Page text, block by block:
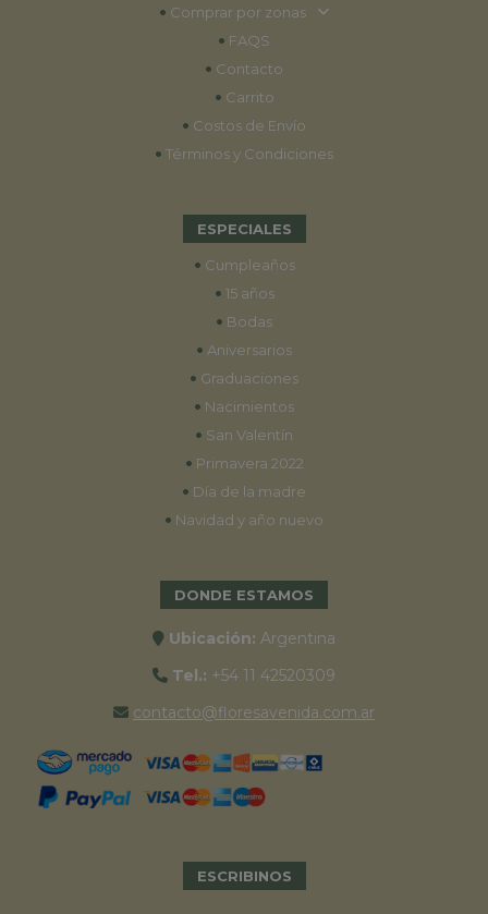
• Comprar por zonas
• FAQS
• Contacto
• Carrito
• Costos de Envío
• Términos y Condiciones
ESPECIALES
• Cumpleaños
• 15 años
• Bodas
• Aniversarios
• Graduaciones
• Nacimientos
• San Valentín
• Primavera 2022
• Día de la madre
• Navidad y año nuevo
DONDE ESTAMOS
Ubicación: Argentina
Tel.: +54 11 42520309
contacto@floresavenida.com.ar
ESCRIBINOS